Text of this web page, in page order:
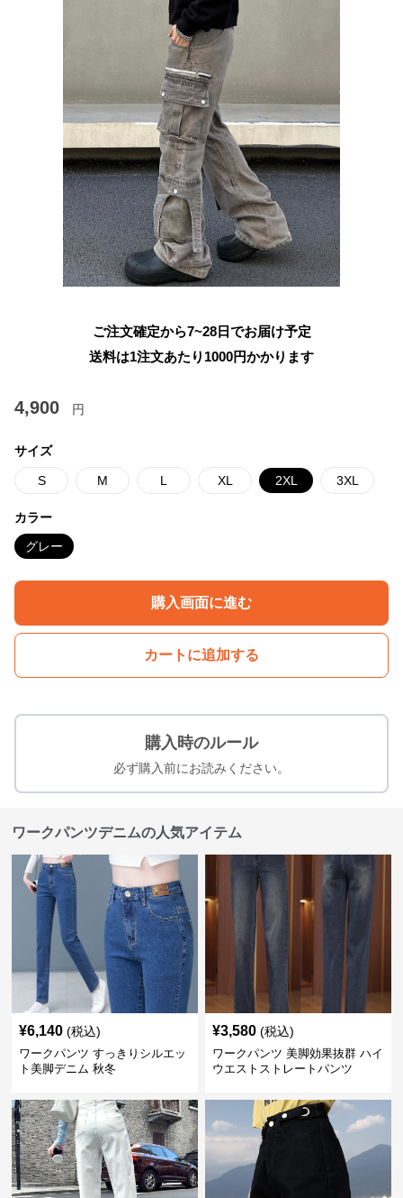
ご注文確定から7~28日でお届け予定
送料は1注文あたり 1000円かかります
4,900 円
サイズ
S M L XL 2XL 3XL
カラー
グレー
購入画面に進む
カートに追加する
購入時のルール
必ず購入前にお読みください。
ワークパンツデニムの人気アイテム
¥6,140 (税込)
ワークパンツ すっきりシルエッ
ト美脚デニム 秋冬
¥3,580 (税込)
ワークパンツ 美脚効果抜群 ハイ
ウエストストレートパンツ